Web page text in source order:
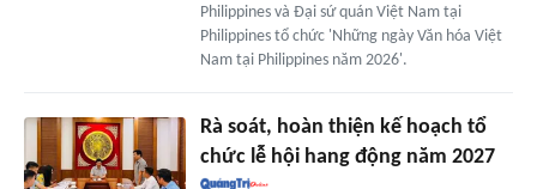
Philippines và Đại sứ quán Việt Nam tại
Philippines tổ chức 'Những ngày Văn hóa Việt
Nam tại Philippines năm 2026'.
Rà soát, hoàn thiện kế hoạch tổ
chức lễ hội hang động năm 2027